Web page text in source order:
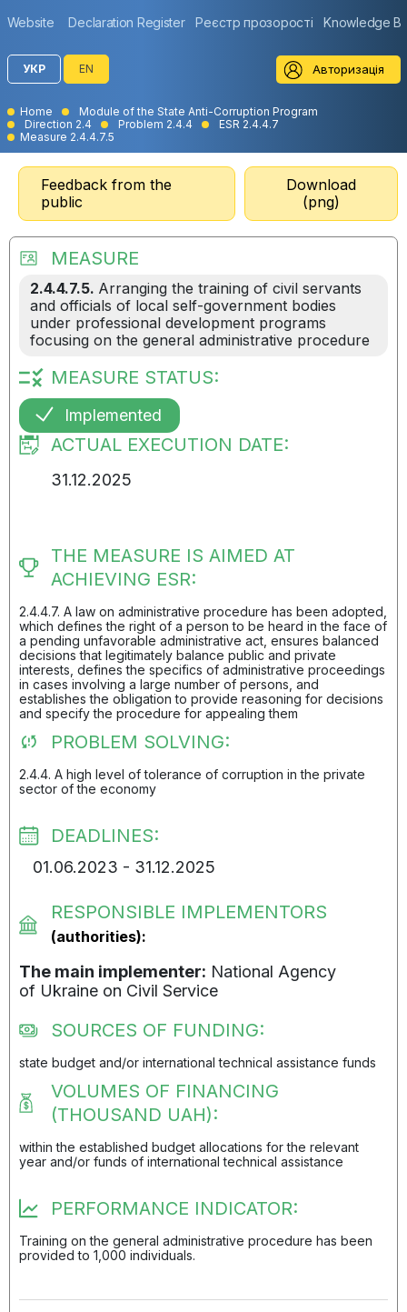
Website Declaration Register Реєстр прозорості Knowledge
УКР EN Авторизація
Home
Module of the State Anti-Corruption Program
Direction 2.4
Problem 2.4.4
ESR 2.4.4.7
Measure 2.4.4.7.5
Feedback from the
public
Download
(png)
MEASURE
2.4.4.7.5. Arranging the training of civil servants
and officials of local self-government bodies
under professional development programs
focusing on the general administrative procedure
MEASURE STATUS:
Implemented
ACTUAL EXECUTION DATE:
31.12.2025
THE MEASURE IS AIMED AT
ACHIEVING ESR:
2.4.4.7. A law on administrative procedure has been adopted,
which defines the right of a person to be heard in the face of
a pending unfavorable administrative act, ensures balanced
decisions that legitimately balance public and private
interests, defines the specifics of administrative proceedings
in cases involving a large number of persons, and
establishes the obligation to provide reasoning for decisions
and specify the procedure for appealing them
PROBLEM SOLVING:
2.4.4. A high level of tolerance of corruption in the private
sector of the economy
DEADLINES:
01.06.2023 - 31.12.2025
RESPONSIBLE IMPLEMENTORS
(authorities):
The main implementer: National Agency
of Ukraine on Civil Service
SOURCES OF FUNDING:
state budget and/or international technical assistance funds
VOLUMES OF FINANCING
(THOUSAND UAH):
within the established budget allocations for the relevant
year and/or funds of international technical assistance
PERFORMANCE INDICATOR:
Training on the general administrative procedure has been
provided to 1,000 individuals.